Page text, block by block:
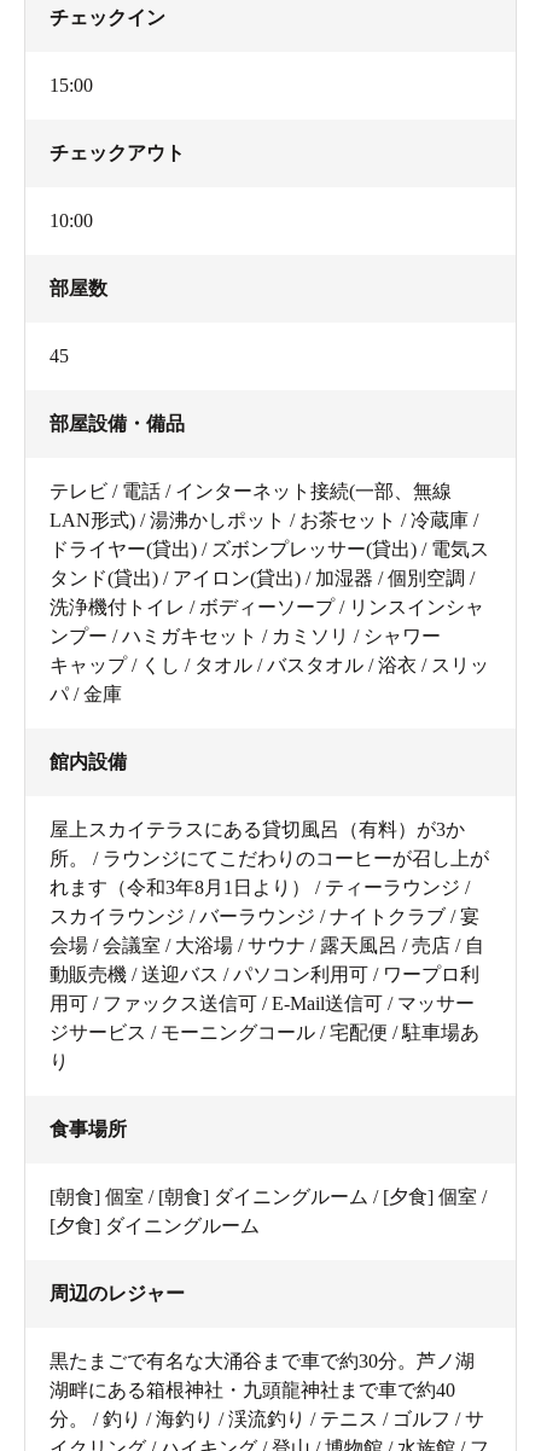
チェックイン
15:00
チェックアウト
10:00
部屋数
45
部屋設備・備品
テレビ / 電話 / インターネット接続(一部、無線
LAN形式) / 湯沸かしポット / お茶セット / 冷蔵庫 /
ドライヤー(貸出) / ズボンプレッサー(貸出) / 電気ス
タンド(貸出) / アイロン(貸出) / 加湿器 / 個別空調 /
洗浄機付トイレ / ボディーソープ / リンスインシャ
ンプー / ハミガキセット / カミソリ / シャワー
キャップ / くし / タオル / バスタオル / 浴衣 / スリッ
パ / 金庫
館内設備
屋上スカイテラスにある貸切風呂（有料）が3か
所。 / ラウンジにてこだわりのコーヒーが召し上が
れます（令和3年8月1日より） / ティーラウンジ /
スカイラウンジ / バーラウンジ / ナイトクラブ / 宴
会場 / 会議室 / 大浴場 / サウナ / 露天風呂 / 売店 / 自
動販売機 / 送迎バス / パソコン利用可 / ワープロ利
用可 / ファックス送信可 / E-Mail送信可 / マッサー
ジサービス / モーニングコール / 宅配便 / 駐車場あ
り
食事場所
[朝食] 個室 / [朝食] ダイニングルーム / [夕食] 個室 /
[夕食] ダイニングルーム
周辺のレジャー
黒たまごで有名な大涌谷まで車で約30分。芦ノ湖
湖畔にある箱根神社・九頭龍神社まで車で約40
分。 / 釣り / 海釣り / 渓流釣り / テニス / ゴルフ / サ